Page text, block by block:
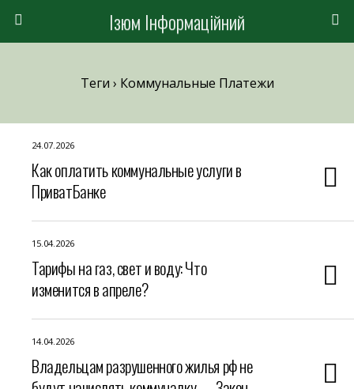
Ізюм Інформаційний
Теги › Коммунальные Платежи
24.07.2026
Как оплатить коммунальные услуги в
ПриватБанке
15.04.2026
Тарифы на газ, свет и воду: Что
изменится в апреле?
14.04.2026
Владельцам разрушенного жилья рф не